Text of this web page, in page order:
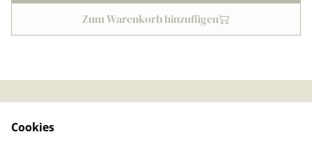
Zum Warenkorb hinzufügen
Cookies